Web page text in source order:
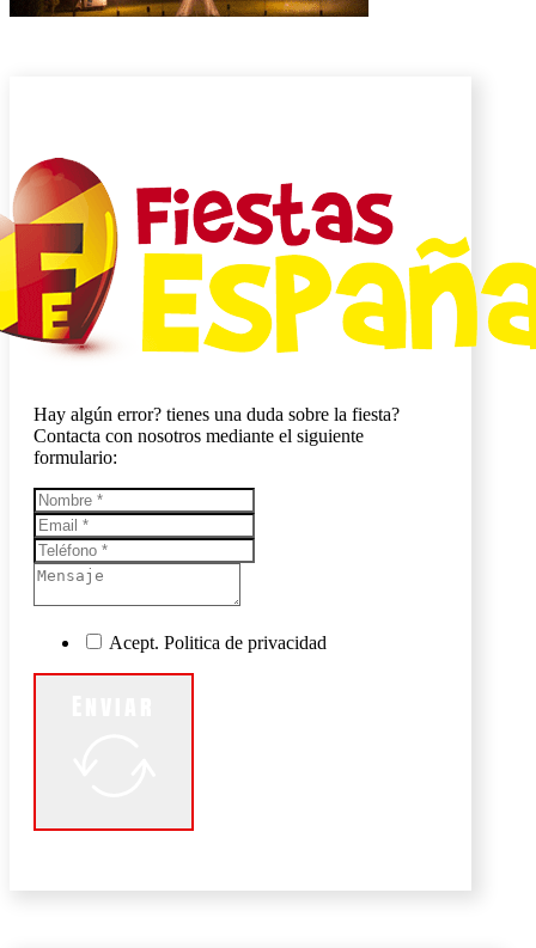
Hay algún error? tienes una duda sobre la fiesta?
Contacta con nosotros mediante el siguiente
formulario:
Acept. Politica de privacidad